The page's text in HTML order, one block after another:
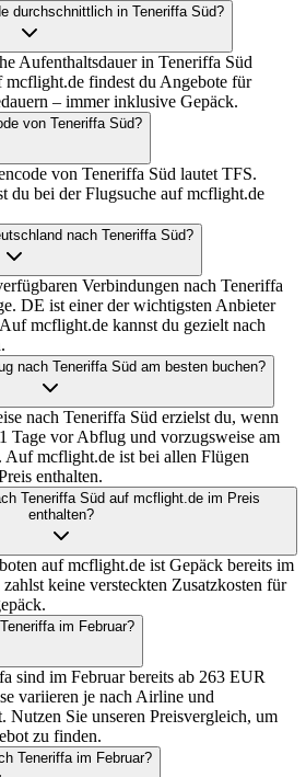
durchschnittlich in Teneriffa Süd?
Aufenthaltsdauer in Teneriffa Süd
mcflight.de findest du Angebote für
– immer inklusive Gepäck.
von Teneriffa Süd?
von Teneriffa Süd lautet TFS.
du bei der Flugsuche auf mcflight.de
nach Teneriffa Süd?
Verbindungen nach Teneriffa
DE ist einer der wichtigsten Anbieter
mcflight.de kannst du gezielt nach
nach Teneriffa Süd am besten buchen?
nach Teneriffa Süd erzielst du, wenn
Tage vor Abflug und vorzugsweise am
Auf mcflight.de ist bei allen Flügen
enthalten.
Teneriffa Süd auf mcflight.de im Preis
enthalten?
auf mcflight.de ist Gepäck bereits im
keine versteckten Zusatzkosten für
im Februar?
sind im Februar bereits ab 263 EUR
variieren je nach Airline und
Nutzen Sie unseren Preisvergleich, um
zu finden.
Teneriffa im Februar?